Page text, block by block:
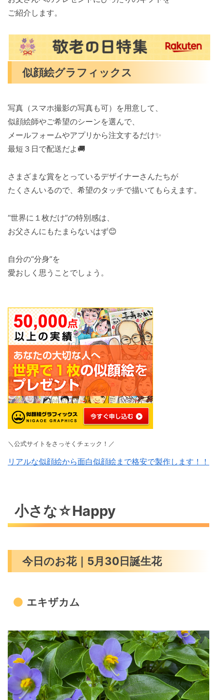
ご紹介します。
似顔絵グラフィックス
写真（スマホ撮影の写真も可）を用意して、
似顔絵師やご希望のシーンを選んで、
メールフォームやアプリから注文するだけ✨️
最短３日で配送だよ🚚
さまざまな賞をとっているデザイナーさんたちが
たくさんいるので、希望のタッチで描いてもらえます。
“世界に１枚だけ”の特別感は、
お父さんにもたまらないはず😊
自分の“分身”を
愛おしく思うことでしょう。
＼公式サイトをさっそくチェック！／
リアルな似顔絵から面白似顔絵まで格安で製作します！！
小さな☆Happy
今日のお花｜5月30日誕生花
エキザカム